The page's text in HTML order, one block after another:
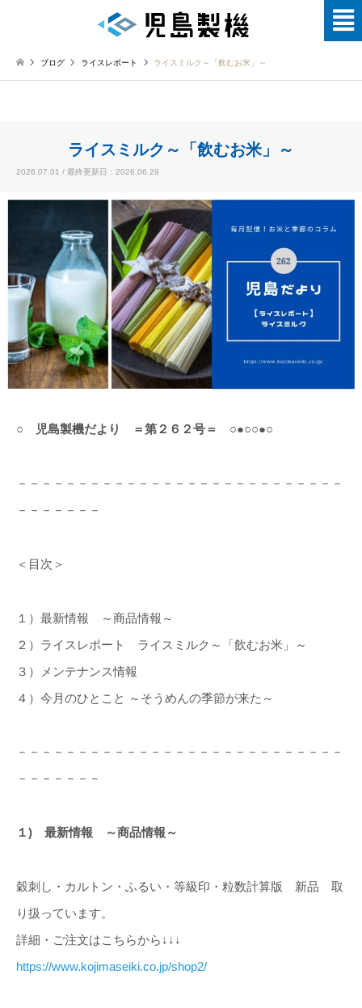
ブログ ライスレポート ライスミルク～「飲むお米」～
ライスミルク～「飲むお米」～
2026.07.01 / 最終更新日：2026.06.29
○ 児島製機だより ＝第２６２号＝ ○●○○●○
－－－－－－－－－－－－－－－－－－－－－－－－－－－
－－－－－－－
＜目次＞
１）最新情報 ～商品情報～
２）ライスレポート ライスミルク～「飲むお米」～
３）メンテナンス情報
４）今月のひとこと ～そうめんの季節が来た～
－－－－－－－－－－－－－－－－－－－－－－－－－－－
－－－－－－－
１) 最新情報 ～商品情報～
穀刺し・カルトン・ふるい・等級印・粒数計算版 新品 取
り扱っています。
詳細・ご注文はこちらから↓↓↓
https://www.kojimaseiki.co.jp/shop2/